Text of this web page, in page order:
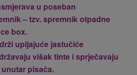
u poseban
– tzv.spremnik otpadne
box.
upijajuće jastučiće
višak tinte i sprječavaju
pisača.